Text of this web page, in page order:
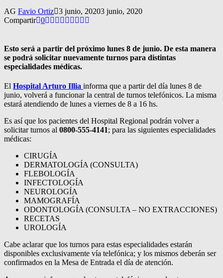
AG Favio Ortiz 3 junio, 20203 junio, 2020
Compartir 0
Esto será a partir del próximo lunes 8 de junio. De esta manera
se podrá solicitar nuevamente turnos para distintas
especialidades médicas.
El Hospital Arturo Illia informa que a partir del día lunes 8 de
junio, volverá a funcionar la central de turnos telefónicos. La misma
estará atendiendo de lunes a viernes de 8 a 16 hs.
Es así que los pacientes del Hospital Regional podrán volver a
solicitar turnos al 0800-555-4141; para las siguientes especialidades
médicas:
CIRUGÍA
DERMATOLOGÍA (CONSULTA)
FLEBOLOGÍA
INFECTOLOGÍA
NEUROLOGÍA
MAMOGRAFÍA
ODONTOLOGÍA (CONSULTA – NO EXTRACCIONES)
RECETAS
UROLOGÍA
Cabe aclarar que los turnos para estas especialidades estarán
disponibles exclusivamente vía telefónica; y los mismos deberán ser
confirmados en la Mesa de Entrada el día de atención.